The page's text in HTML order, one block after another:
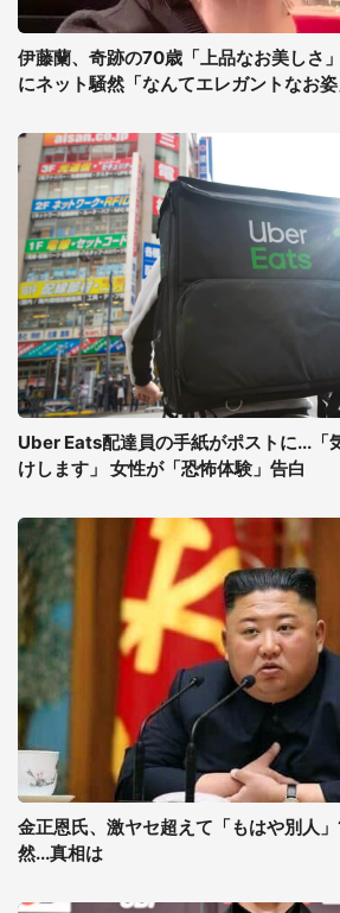
伊藤蘭、奇跡の70歳「上品なお美しさ
にネット騒然「なんてエレガントなお姿
Uber Eats配達員の手紙がポストに...「
けします」 女性が「恐怖体験」告白
金正恩氏、激ヤセ超えて「もはや別人
然...真相は